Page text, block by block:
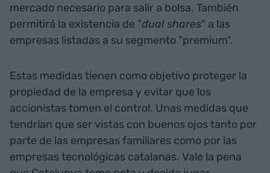
mercado necesario para salir a bolsa. También
permitirá la existencia de "dual shares" a las
empresas listadas a su segmento "premium".
Estas medidas tienen como objetivo proteger la
propiedad de la empresa y evitar que los
accionistas tomen el control. Unas medidas que
tendrían que ser vistas con buenos ojos tanto por
parte de las empresas familiares como por las
empresas tecnológicas catalanas. Vale la pena